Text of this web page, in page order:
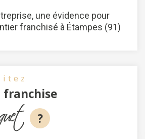
une évidence pour
franchisé à Étampes (91)
?